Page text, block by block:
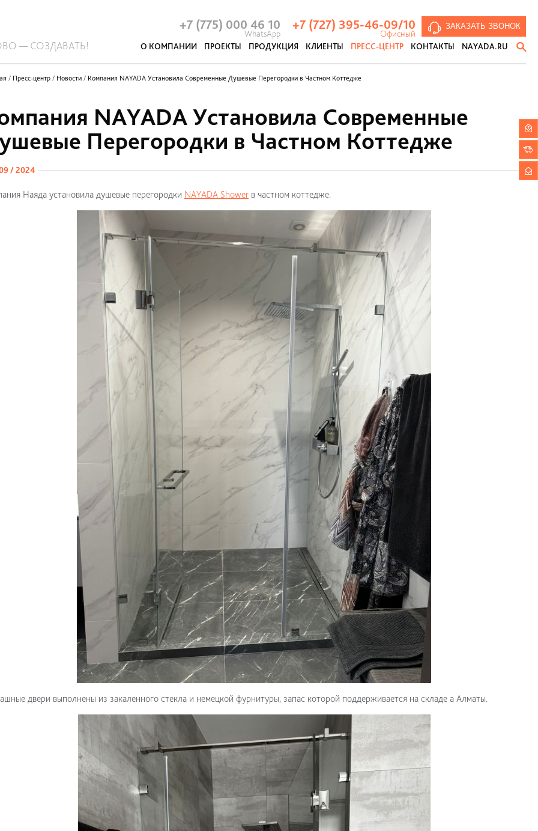
— СОЗДАВАТЬ!
+7 (775) 000 46 10
WhatsApp
+7 (727) 395-46-09/10
Офисный
ЗАКАЗАТЬ ЗВОНОК
О КОМПАНИИ ПРОЕКТЫ ПРОДУКЦИЯ КЛИЕНТЫ ПРЕСС-ЦЕНТР КОНТАКТЫ NAYADA.RU
/ Пресс-центр / Новости / Компания NAYADA Установила Современные Душевые Перегородки в Частном Коттедже
NAYADA Установила Современные
Перегородки в Частном Коттедже
/ 2024
Наяда установила душевые перегородки NAYADA Shower в частном коттедже.
двери выполнены из закаленного стекла и немецкой фурнитуры, запас которой поддерживается на складе а Алматы.